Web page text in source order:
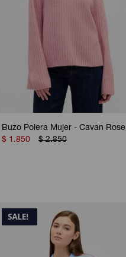
Buzo Polera Mujer - Cavan Rose
$ 1.850 $ 2.850